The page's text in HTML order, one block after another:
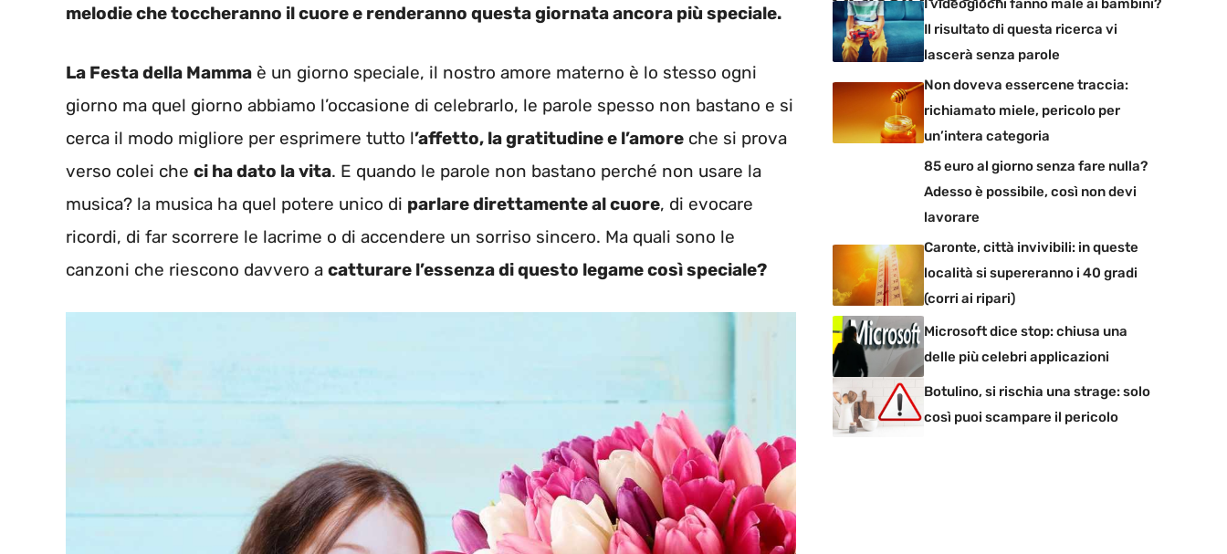
melodie che toccheranno il cuore e renderanno questa giornata ancora più speciale.
La Festa della Mamma è un giorno speciale, il nostro amore materno è lo stesso ogni
giorno ma quel giorno abbiamo l’occasione di celebrarlo, le parole spesso non bastano e si
cerca il modo migliore per esprimere tutto l’affetto, la gratitudine e l’amore che si prova
verso colei che ci ha dato la vita. E quando le parole non bastano perché non usare la
musica? la musica ha quel potere unico di parlare direttamente al cuore, di evocare
ricordi, di far scorrere le lacrime o di accendere un sorriso sincero. Ma quali sono le
canzoni che riescono davvero a catturare l’essenza di questo legame così speciale?
I videogiochi fanno male ai bambini?
Il risultato di questa ricerca vi
lascerà senza parole
Non doveva essercene traccia:
richiamato miele, pericolo per
un’intera categoria
85 euro al giorno senza fare nulla?
Adesso è possibile, così non devi
lavorare
Caronte, città invivibili: in queste
località si supereranno i 40 gradi
(corri ai ripari)
Microsoft dice stop: chiusa una
delle più celebri applicazioni
Botulino, si rischia una strage: solo
così puoi scampare il pericolo